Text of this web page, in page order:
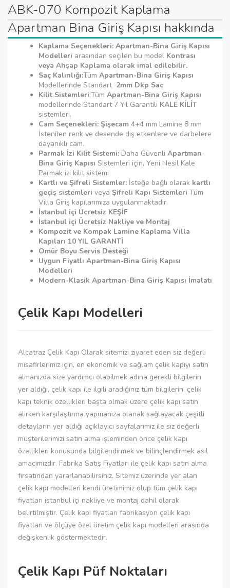
ABK-070 Kompozit Kaplama
Apartman Bina Giriş Kapısı hakkında
Kaplama Seçenekleri: Apartman-Bina Giriş Kapısı
Modelleri arasından seçilen bu model Kontrası
veya Ahşap Kaplama olarak imal edilebilir.
Saç Kalınlığı:Tüm Apartman-Bina Giriş Kapısı
Modellerinde Standart 2mm Dkp Sac
Kilit Sistemleri;Tüm Apartman-Bina Giriş Kapısı
modellerinde Standart 7 Yıl Garantili KALE KİLİT
sistemleri.
Cam Seçenekleri: Şişecam 4+4 mm Lamine 8 mm
İstenilen renk ve desende dış etkenlere ve darbelere
dayanıklı cam.
Parmak İzi Kilit Sistemi: Daha Güvenli Apartman-
Bina Giriş Kapısı Sistemleri için, Yeni Nesil Kale
Parmak izi kilit sistemi
Kartlı ve Şifreli Sistemler: İsteğe bağlı olarak kartlı
geçiş sistemleri veya Şifreli Kapı Sistemleri Tüm
Villa Giriş kapılarımıza uygulanmaktadır.
İstanbul içi Ücretsiz KEŞİF
İstanbul içi Ücretsiz Nakliye ve Montaj
Kompozit ve Kompak Lamine Kaplama Villa
Kapıları 10 YIL GARANTİ
Ömür Boyu Servis Desteği
Uygun Fiyatlı Apartman-Bina Giriş Kapısı
Modelleri
Modern-Klasik Apartman-Bina Giriş Kapısı İmalatı
Çelik Kapı Modelleri
Alcatraz Çelik Kapı Olarak sitemizi ziyaret eden siz değerli
misafirlerimiz için, en ekonomik ve sağlam çelik kapıyı satın
almanızda size yardımcı olabilmek adına gerekli bilgilerin
yer aldığı, çelik kapı ile ilgili aradığınız tüm bilgilerin, çelik
kapı teknik özellikleri başta olmak üzere çelik kapı satın
alırken karşılaştırma yapmanıza olanak sağlayacak çeşitli
detayların yer aldığı açıklayıcı sayfalarımız ile siz değerli
müşterilerimizi satın alma işleminden önce çelik kapı
özellikleri konusunda bilgilendirmek ve bilinçlendirmek asıl
amacımızdır. Fabrika Satış Fiyatları ile çelik kapı satın alma
fırsatından yararlanabilirsiniz. Sitemiz üzerinde yer alan
çelik kapı modelleri kendi üretimimiz olup tüm çelik kapı
fiyatları istanbul içi nakliye ve montaj dahil olarak
belirtilmiştir. Çelik kapı fiyatları fabrikasyon çelik kapı
fiyatları ve ölçüye özel üretim çelik kapı modelleri arasında
değişkenlik göstermektedir.
Çelik Kapı Püf Noktaları